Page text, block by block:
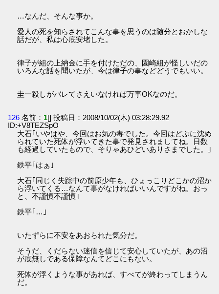
…なんだ、そんな事か。
愛人の死を知らされてこんな事を思うのは随分とおかしな
話だが、私は心底安堵した。
律子が組の上納金に手を付けただの、園崎組が怪しいだの
いろんな話を聞いたが、今は律子の事などどうでもいい。
圭一殺しがバレてさえいなければ万事OKなのだ。
126 名前： 1[] 投稿日：2008/10/02(木) 03:28:29.92
ID:+V8TEZSpO
大石｢いやはや、今回はお気の毒でした。今回はどぶに沈め
られていた死体が浮いてきた事で発見されましてね。日数
も経過していたもので、そりゃあひどいありさまでした。｣
鉄平｢はぁ｣
大石｢同じく失踪中の前原少年も、ひょっこりどこかの沼か
ら浮いてくる…なんて事がなければいいんですがね。おっ
と、不謹慎不謹慎｣
鉄平｢…｣
いたずらに不安をあおられた気分だ。
そうだ、くだらない迷信を信じて安心していたが、あの沼
が底無しである保障なんてどこにもない。
死体が浮くような事があれば、すべてが終わってしまうん
だ。